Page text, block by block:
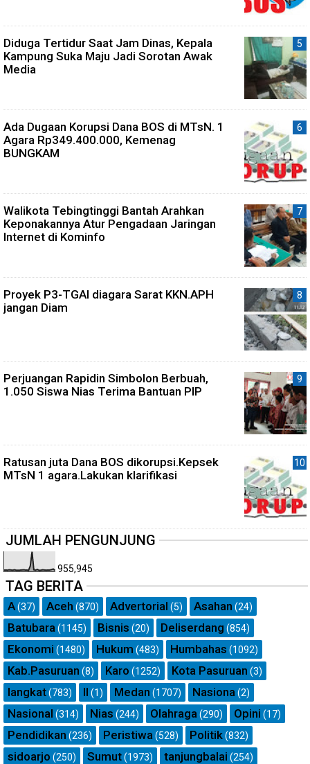
Diduga Tertidur Saat Jam Dinas, Kepala
Kampung Suka Maju Jadi Sorotan Awak
Media
Ada Dugaan Korupsi Dana BOS di MTsN. 1
Agara Rp349.400.000, Kemenag
BUNGKAM
Walikota Tebingtinggi Bantah Arahkan
Keponakannya Atur Pengadaan Jaringan
Internet di Kominfo
Proyek P3-TGAI diagara Sarat KKN.APH
jangan Diam
Perjuangan Rapidin Simbolon Berbuah,
1.050 Siswa Nias Terima Bantuan PIP
Ratusan juta Dana BOS dikorupsi.Kepsek
MTsN 1 agara.Lakukan klarifikasi
JUMLAH PENGUNJUNG
955,945
TAG BERITA
A(37) Aceh (870) Advertorial (5) Asahan (24)
Batubara (1145) Bisnis (20) Deliserdang (854)
Ekonomi (1480) Hukum (483) Humbahas (1092)
Kab.Pasuruan (8) Karo (1252) Kota Pasuruan (3)
langkat(783) ll (1) Medan (1707) Nasiona (2)
Nasional (314) Nias (244) Olahraga (290) Opini (17)
Pendidikan (236) Peristiwa (528) Politik(832)
sidoarjo (250) Sumut(1973) tanjungbalai (254)